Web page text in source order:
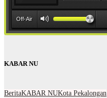
KABAR NU
BeritaKABAR NUKota Pekalongan